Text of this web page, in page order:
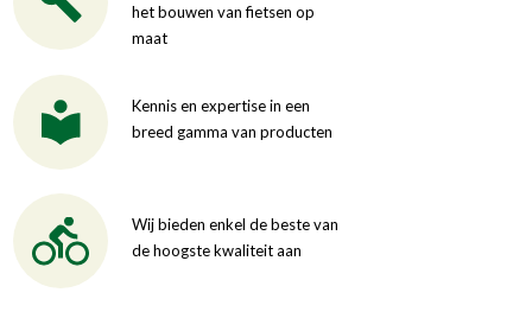
het bouwen van fietsen op
maat
Kennis en expertise in een
breed gamma van producten
Wij bieden enkel de beste van
de hoogste kwaliteit aan